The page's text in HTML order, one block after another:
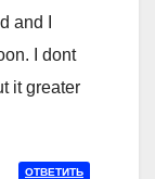
and I
I dont
it greater
ОТВЕТИТЬ